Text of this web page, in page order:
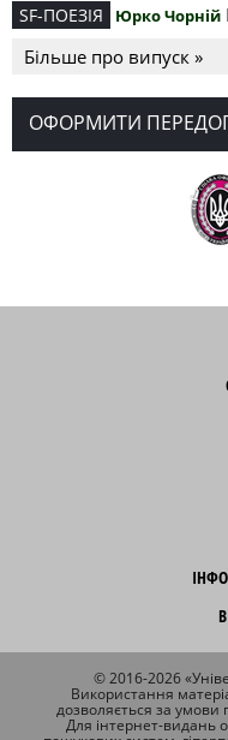
SF-ПОЕЗІЯ Юрко Чорній
Більше про випуск »
ОФОРМИТИ
© 2016-2026
Використання
дозволяється за
Для інтернет-видань